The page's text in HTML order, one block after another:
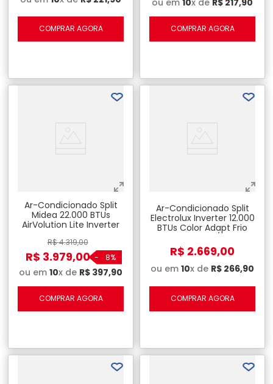
COMPRAR AGORA COMPRAR AGORA
Ar-Condicionado Split
Midea 22.000 BTUs
AirVolution Lite Inverter
R$4.319,00
R$ 3.979,00 - 8%
ou em 10x de R$ 397,90
COMPRAR AGORA
Ar-Condicionado Split
Electrolux Inverter 12.000
BTUs Color Adapt Frio
220 V - JI12F/JE12F
R$ 2.669,00
ou em 10x de R$ 266,90
COMPRAR AGORA